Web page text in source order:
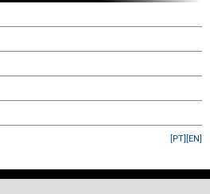
[EN]
[PT]